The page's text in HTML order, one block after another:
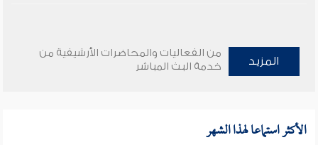
المزيد
من الفعاليات والمحاضرات الأرشيفية من
خدمة البث المباشر
الأكثر استماعا لهذا الشهر